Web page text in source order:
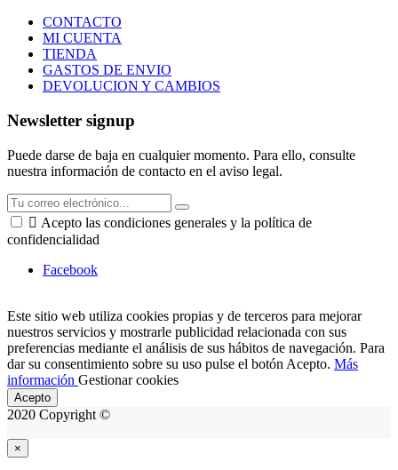
CONTACTO
MI CUENTA
TIENDA
GASTOS DE ENVIO
DEVOLUCION Y CAMBIOS
Newsletter signup
Puede darse de baja en cualquier momento. Para ello, consulte
nuestra información de contacto en el aviso legal.
 Acepto las condiciones generales y la política de
confidencialidad
Facebook
Este sitio web utiliza cookies propias y de terceros para mejorar
nuestros servicios y mostrarle publicidad relacionada con sus
preferencias mediante el análisis de sus hábitos de navegación. Para
dar su consentimiento sobre su uso pulse el botón Acepto. Más
información Gestionar cookies
Acepto
2020 Copyright ©
×